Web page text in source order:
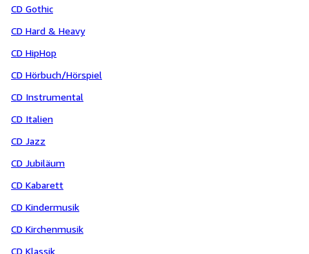
CD Gothic
CD Hard & Heavy
CD HipHop
CD Hörbuch/Hörspiel
CD Instrumental
CD Italien
CD Jazz
CD Jubiläum
CD Kabarett
CD Kindermusik
CD Kirchenmusik
CD Klassik